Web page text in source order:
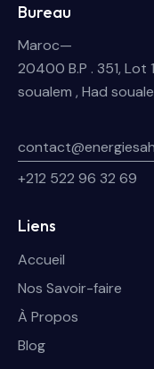
Bureau
Maroc—
20400 B.P . 351, Lot
soualem , Had
+212 522 96 32 69
Liens
Accueil
Nos Savoir-faire
À Propos
Blog